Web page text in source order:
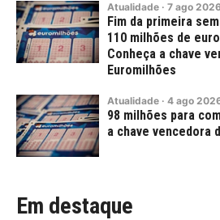
Atualidade · 7 ago
Fim da primeira
110 milhões de
Conheça a chave
Euromilhões
Atualidade · 4 ago
98 milhões para
a chave vencedora
Em destaque